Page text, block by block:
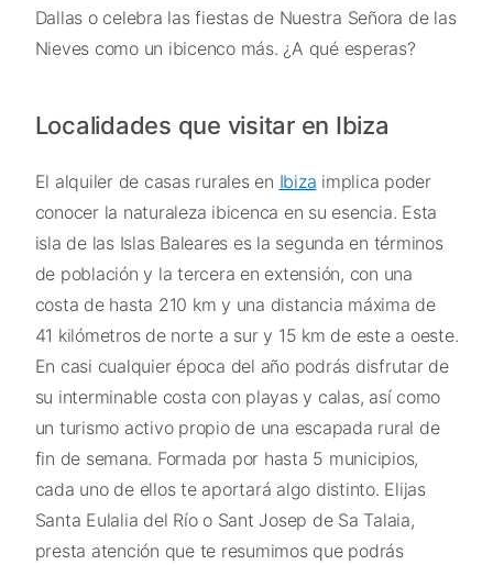
Dallas o celebra las fiestas de Nuestra Señora de las
Nieves como un ibicenco más. ¿A qué esperas?
Localidades que visitar en Ibiza
El alquiler de casas rurales en Ibiza implica poder
conocer la naturaleza ibicenca en su esencia. Esta
isla de las Islas Baleares es la segunda en términos
de población y la tercera en extensión, con una
costa de hasta 210 km y una distancia máxima de
41 kilómetros de norte a sur y 15 km de este a oeste.
En casi cualquier época del año podrás disfrutar de
su interminable costa con playas y calas, así como
un turismo activo propio de una escapada rural de
fin de semana. Formada por hasta 5 municipios,
cada uno de ellos te aportará algo distinto. Elijas
Santa Eulalia del Río o Sant Josep de Sa Talaia,
presta atención que te resumimos que podrás